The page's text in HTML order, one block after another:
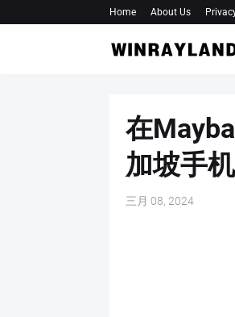
Home About Us
在
加坡手
三月 08, 2024